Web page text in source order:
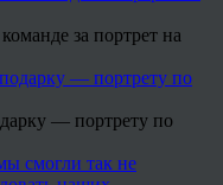
за портрет на
— портрету по